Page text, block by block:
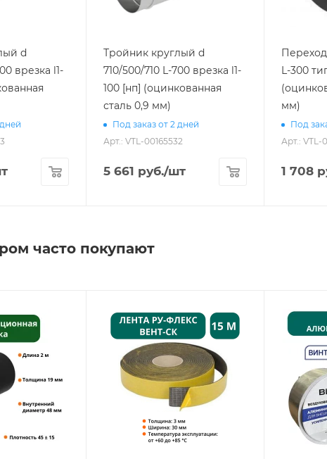
d
врезка l1-
Тройник круглый d
710/500/710 L-700 врезка l1-
100 [нп] (оцинкованная
сталь 0,9 мм)
Под заказ от 2 дней
Арт.: VTL-00165532
5 661 руб./шт
L-300
мм)
Под
Арт.: VTL-
1 708
часто покупают